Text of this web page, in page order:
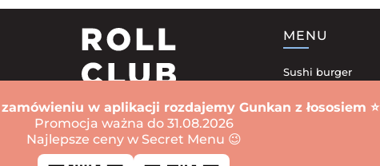
MENU
Sushi burger
w aplikacji rozdajemy Gunkan z łososiem ⭐️
Promocja ważna do 31.08.2026
Najlepsze ceny w Secret Menu 😉